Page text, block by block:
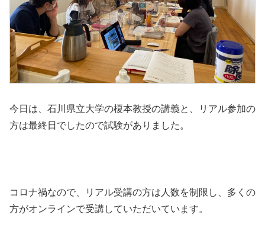
今日は、石川県立大学の榎本教授の講義と、リアル参加の
方は最終日でしたので試験がありました。
コロナ禍なので、リアル受講の方は人数を制限し、多くの
方がオンラインで受講していただいています。